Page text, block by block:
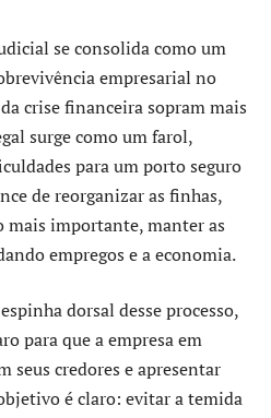
se consolida como um
empresarial no
crise financeira sopram mais
surge como um farol,
para um porto seguro
de reorganizar as finhas,
mais importante, manter as
empregos e a economia.
dorsal desse processo,
para que a empresa em
seus credores e apresentar
é claro: evitar a temida